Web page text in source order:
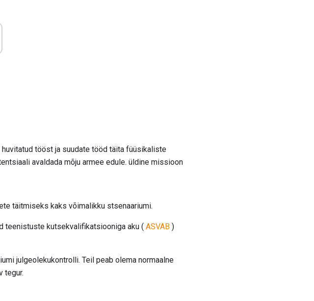
tööst ja suudate tööd täita füüsikaliste
avaldada mõju armee edule. üldine missioon
täitmiseks kaks võimalikku stsenaariumi.
teenistuste kutsekvalifikatsiooniga aku ( ASVAB )
julgeolekukontrolli. Teil peab olema normaalne
tegur.